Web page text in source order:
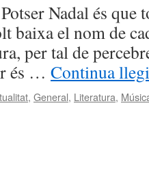
Nadal és que
baixa el nom de
per tal de
és … Continua
, General, Literatura,